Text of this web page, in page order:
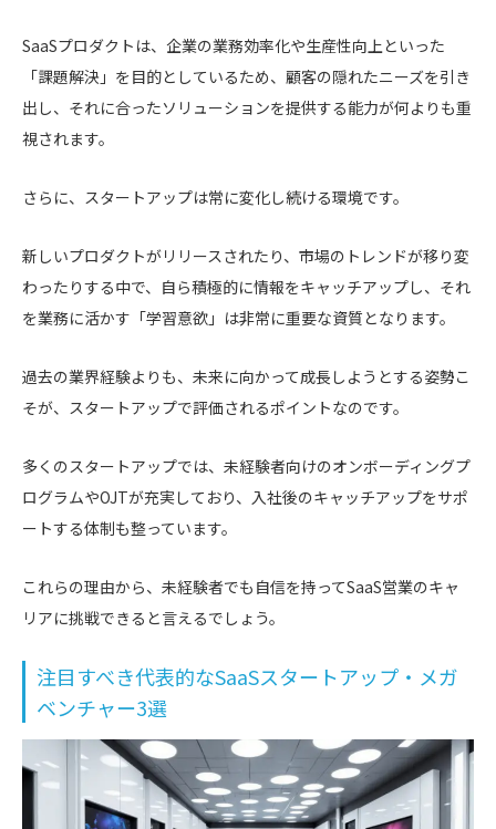
SaaSプロダクトは、企業の業務効率化や生産性向上といった
「課題解決」を目的としているため、顧客の隠れたニーズを引き
出し、それに合ったソリューションを提供する能力が何よりも重
視されます。
さらに、スタートアップは常に変化し続ける環境です。
新しいプロダクトがリリースされたり、市場のトレンドが移り変
わったりする中で、自ら積極的に情報をキャッチアップし、それ
を業務に活かす「学習意欲」は非常に重要な資質となります。
過去の業界経験よりも、未来に向かって成長しようとする姿勢こ
そが、スタートアップで評価されるポイントなのです。
多くのスタートアップでは、未経験者向けのオンボーディングプ
ログラムやOJTが充実しており、入社後のキャッチアップをサポ
ートする体制も整っています。
これらの理由から、未経験者でも自信を持ってSaaS営業のキャ
リアに挑戦できると言えるでしょう。
注目すべき代表的なSaaSスタートアップ・メガ
ベンチャー3選